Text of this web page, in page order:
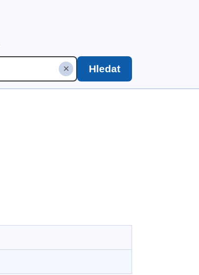
× Hledat